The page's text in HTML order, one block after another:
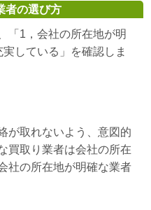
者の選び方
「1，会社の所在地が明
している」を確認しま
が取れないよう、意図的
買取り業者は会社の所在
社の所在地が明確な業者